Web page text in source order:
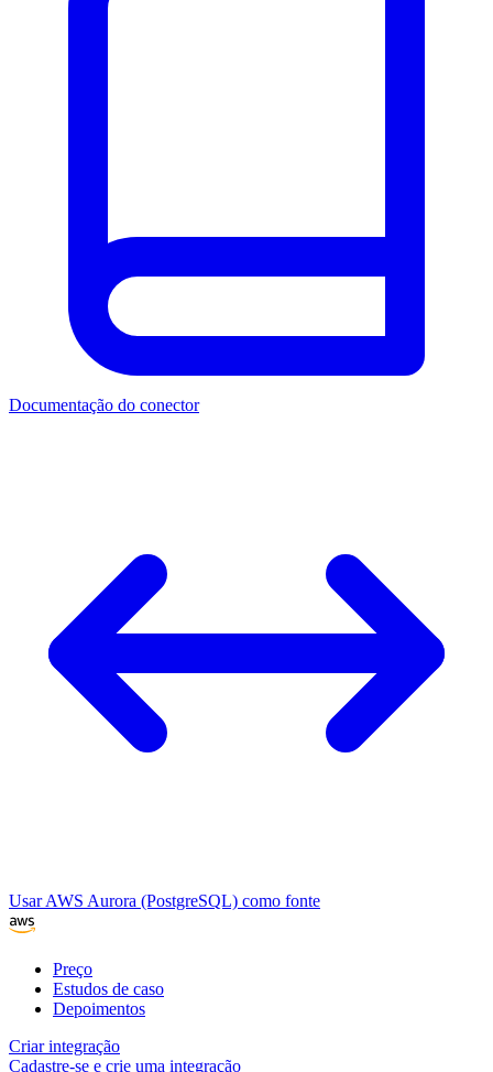
Documentação do conector
Usar AWS Aurora (PostgreSQL) como fonte
Preço
Estudos de caso
Depoimentos
Criar integração
Cadastre-se e crie uma integração